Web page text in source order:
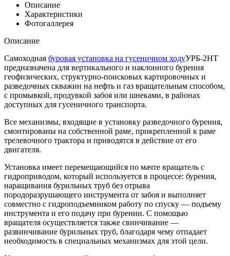
Описание
Характеристики
Фотогаллерея
Описание
Самоходная буровая установка на гусеничном ходуУРБ-2НТ
предназначена для вертикального и наклонного бурения
геофизических, структурно-поисковых картировочных и
разведочных скважин на нефть и газ вращательным способом,
с промывкой, продувкой забоя или шнеками, в районах
доступных для гусеничного транспорта.
Все механизмы, входящие в установку разведочного бурения,
смонтированы на собственной раме, прикрепленной к раме
трелевочного трактора и приводятся в действие от его
двигателя.
Установка имеет перемещающийся по мачте вращатель с
гидроприводом, который используется в процессе: бурения,
наращивания бурильных труб без отрыва
породоразрушающего инструмента от забоя и выполняет
совместно с гидроподъемником работу по спуску — подъему
инструмента и его подачу при бурении. С помощью
вращателя осуществляется также свинчивание —
развинчивание бурильных труб, благодаря чему отпадает
необходимость в специальных механизмах для этой цели.